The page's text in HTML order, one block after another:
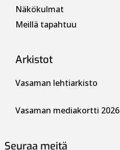
Näkökulmat
Meillä tapahtuu
Arkistot
Vasaman lehtiarkisto
Vasaman mediakortti 2026
Seuraa meitä